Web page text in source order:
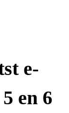
e-
en 6